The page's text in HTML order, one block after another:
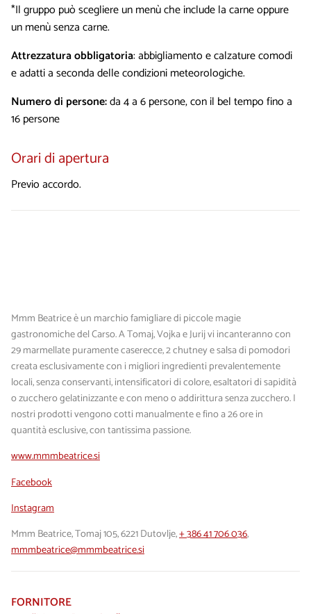
*Il gruppo può scegliere un menù che include la carne oppure
un menù senza carne.
Attrezzatura obbligatoria: abbigliamento e calzature comodi
e adatti a seconda delle condizioni meteorologiche.
Numero di persone:da 4 a 6 persone, con il bel tempo fino a
16 persone
Orari di apertura
Previo accordo.
Mmm Beatrice è un marchio famigliare di piccole magie
gastronomiche del Carso. A Tomaj, Vojka e Jurij vi incanteranno con
29 marmellate puramente caserecce, 2 chutney e salsa di pomodori
creata esclusivamente con i migliori ingredienti prevalentemente
locali, senza conservanti, intensificatori di colore, esaltatori di sapidità
o zucchero gelatinizzante e con meno o addirittura senza zucchero. I
nostri prodotti vengono cotti manualmente e fino a 26 ore in
quantità esclusive, con tantissima passione.
www.mmmbeatrice.si
Facebook
Instagram
Mmm Beatrice, Tomaj 105, 6221 Dutovlje,+ 386 41 706 036,
mmmbeatrice@mmmbeatrice.si
FORNITORE